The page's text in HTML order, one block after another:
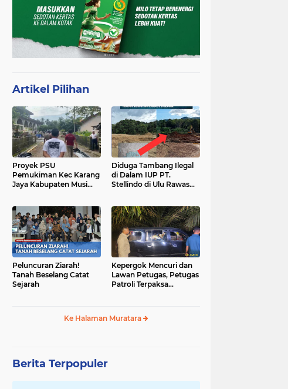
Artikel Pilihan
Proyek PSU
Pemukiman Kec Karang
Jaya Kabupaten Musi
Diduga Tambang Ilegal
di Dalam IUP PT.
Stellindo di Ulu Rawas
Peluncuran Ziarah!
Tanah Beselang Catat
Sejarah
Kepergok Mencuri dan
Lawan Petugas, Petugas
Patroli Terpaksa
Ke Halaman Muratara
Berita Terpopuler